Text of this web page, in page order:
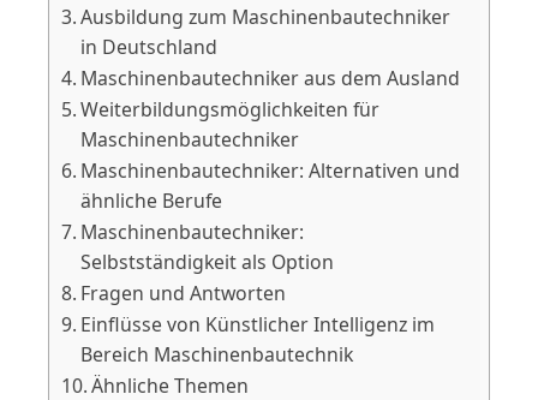
Ausbildung zum Maschinenbautechniker
in Deutschland
Maschinenbautechniker aus dem Ausland
Weiterbildungsmöglichkeiten für
Maschinenbautechniker
Maschinenbautechniker: Alternativen und
ähnliche Berufe
Maschinenbautechniker:
Selbstständigkeit als Option
Fragen und Antworten
Einflüsse von Künstlicher Intelligenz im
Bereich Maschinenbautechnik
Ähnliche Themen